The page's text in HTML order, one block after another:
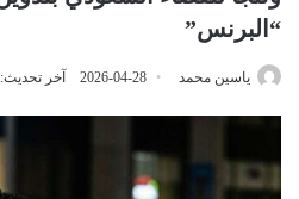
“البرنس”
ياسين محمد 2026-04-28 آخر تحديث: 2026-04-28